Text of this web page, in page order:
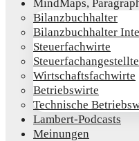
Mind­Maps,
Bilanz­buch­hal­ter
Bilanz­buch­hal­ter
Steu­er­fach­wir­te
Wirt­schafts­fach­wir­te
Betriebs­wir­te
Tech­ni­sche
Lam­­bert-Pod­­casts
Mei­nun­gen